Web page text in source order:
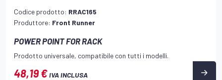
Codice prodotto: RRAC165
Produttore: Front Runner
POWER POINT FOR RACK
Prodotto universale, compatibile con tutti i modelli.
48,19 €IVA INCLUSA